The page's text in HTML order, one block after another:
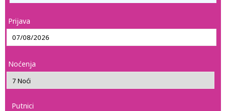
Prijava
Noćenja
Putnici